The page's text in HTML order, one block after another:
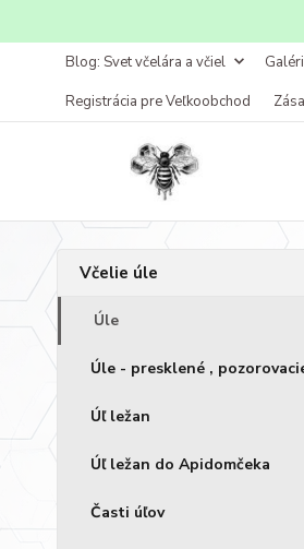
Blog: Svet včelára a včiel
Registrácia pre Veľkoobchod
Včelie úle
Úle
Úle - presklené ,
Úľ ležan
Úľ ležan do Apidomčeka
Časti úľov